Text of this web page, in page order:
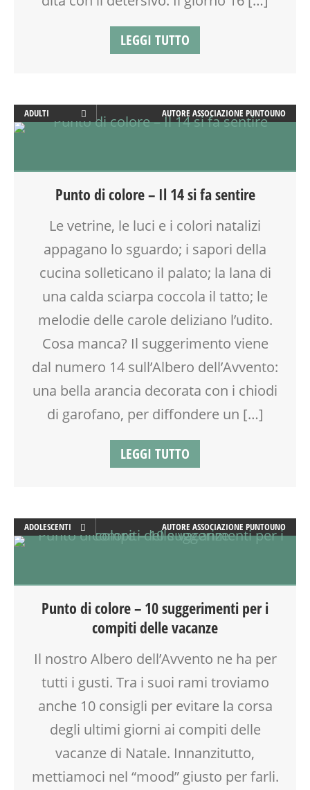
LEGGI TUTTO
ADULTI
ARTE
FAMIGLIA
GENITORI
LABORATORIO
SOCIALIZZAZIONE
VIA FARUFFINI
AUTORE ASSOCIAZIONE PUNTOUNO
Punto di colore – Il 14 si fa sentire
Le vetrine, le luci e i colori natalizi
appagano lo sguardo; i sapori della
cucina solleticano il palato; la lana di
una calda sciarpa coccola il tatto; le
melodie delle carole deliziano l’udito.
Cosa manca? Il suggerimento viene
dal numero 14 sull’Albero dell’Avvento:
una bella arancia decorata con i chiodi
di garofano, per diffondere un […]
LEGGI TUTTO
ADOLESCENTI
DOPO SCUOLA
GENITORI
NONNI
PAPÀ
TEMPO LIBERO
VIA FARUFFINI
AUTORE ASSOCIAZIONE PUNTOUNO
Punto di colore – 10 suggerimenti per i
compiti delle vacanze
Il nostro Albero dell’Avvento ne ha per
tutti i gusti. Tra i suoi rami troviamo
anche 10 consigli per evitare la corsa
degli ultimi giorni ai compiti delle
vacanze di Natale. Innanzitutto,
mettiamoci nel “mood” giusto per farli.